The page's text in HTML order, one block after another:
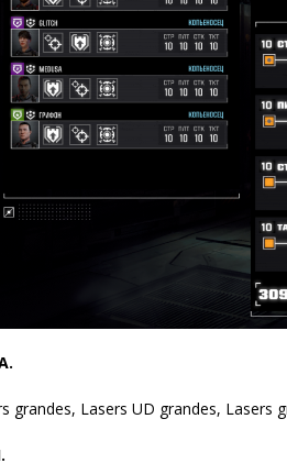
grandes, Lasers UD grandes, Lasers